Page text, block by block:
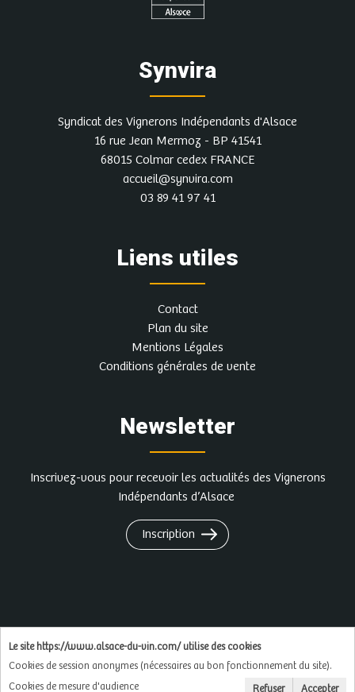
Synvira
Syndicat des Vignerons Indépendants d'Alsace
16 rue Jean Mermoz - BP 41541
68015 Colmar cedex FRANCE
accueil@synvira.com
03 89 41 97 41
Liens utiles
Contact
Plan du site
Mentions Légales
Conditions générales de vente
Newsletter
Inscrivez-vous pour recevoir les actualités des Vignerons
Indépendants d’Alsace
Inscription
L'abus d'alcool est dangereux pour la santé, à
consommer avec modération
Le site https://www.alsace-du-vin.com/ utilise des cookies
Cookies de session anonymes (nécessaires au bon fonctionnement du site).
Cookies de mesure d'audience
Refuser Accepter